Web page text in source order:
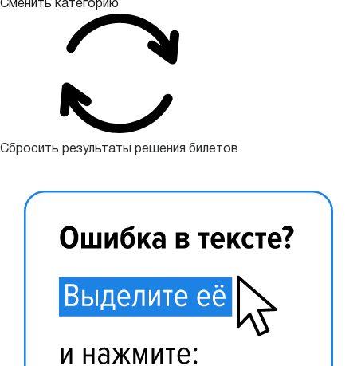
Сменить категорию
Сбросить результаты решения билетов